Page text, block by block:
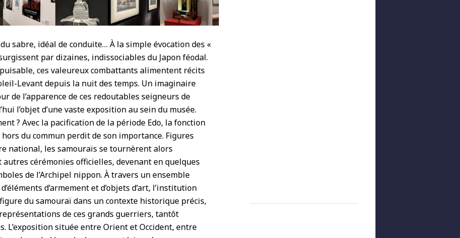
sabre, idéal de conduite… À la simple évocation des «
par dizaines, indissociables du Japon féodal.
ces valeureux combattants alimentent récits
Levant depuis la nuit des temps. Un imaginaire
de l’apparence de ces redoutables seigneurs de
l’objet d’une vaste exposition au sein du musée.
? Avec la pacification de la période Edo, la fonction
du commun perdit de son importance. Figures
national, les samouraïs se tournèrent alors
cérémonies officielles, devenant en quelques
de l’Archipel nippon. À travers un ensemble
d’armement et d’objets d’art, l’institution
du samouraï dans un contexte historique précis,
de ces grands guerriers, tantôt
L’exposition située entre Orient et Occident, entre